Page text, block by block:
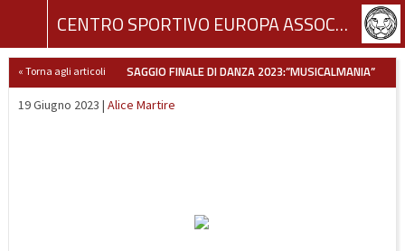
CENTRO SPORTIVO EUROPA ASSOCIAZIONE SPORTIVA DILETTANTISTICA
« Torna agli articoli SAGGIO FINALE DI DANZA 2023:”MUSICALMANIA”
19 Giugno 2023 | Alice Martire